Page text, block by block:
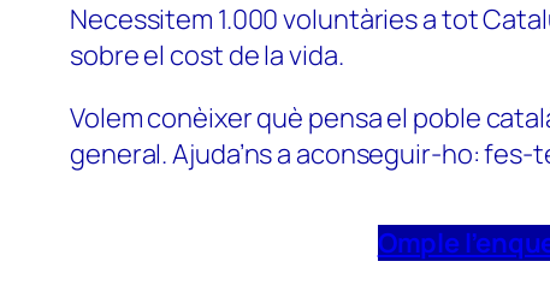
Necessitem 1.000 voluntàries a tot
sobre el cost de la vida.
Volem conèixer què pensa el poble
general. Ajuda’ns a aconseguir-ho: fes-
Omple